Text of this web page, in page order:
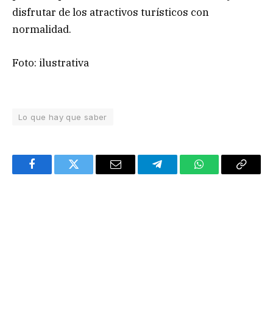
disfrutar de los atractivos turísticos con
normalidad.
Foto: ilustrativa
Lo que hay que saber
FacebookTwitter Email TelegramWhatsAppCopy